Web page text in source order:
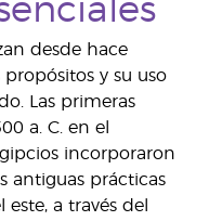
desde hace
y su uso
Las primeras
a. C. en el
incorporaron
antiguas prácticas
a través del